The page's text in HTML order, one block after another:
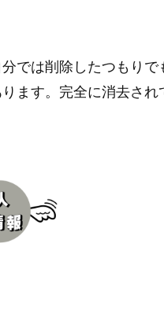
では削除したつもりで
ます。完全に消去され